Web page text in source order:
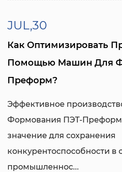
JUL,30
Как Оптимизировать
Помощью Машин Для
Преформ?
Эффективное
Формования ПЭТ-Преформ
значение для сохранения
конкурентоспособности
промышленнос...